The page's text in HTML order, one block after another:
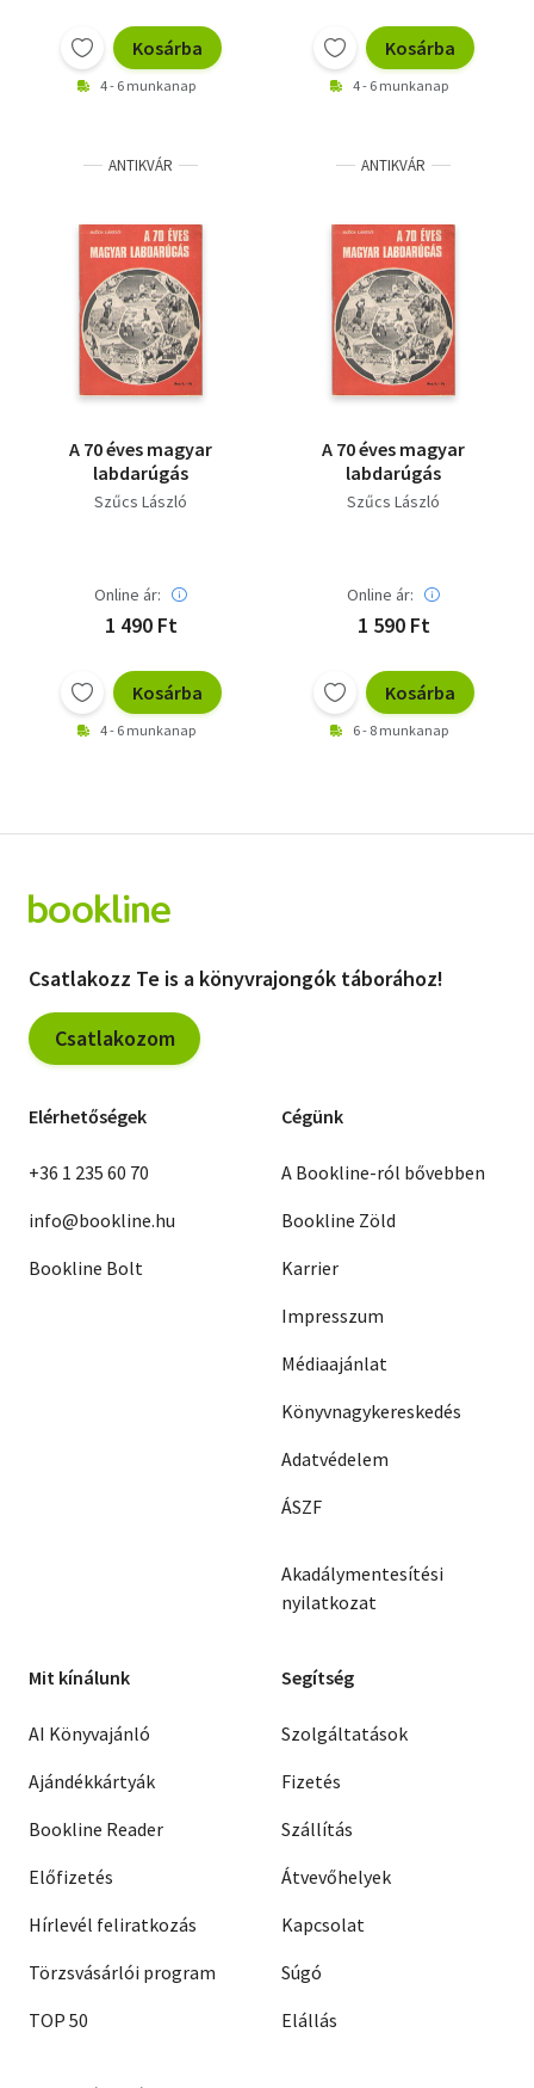
Kosárba
4 - 6 munkanap
Kosárba
4 - 6 munkanap
ANTIKVÁR
A 70 éves magyar
labdarúgás
Szűcs László
Online ár:
1 490 Ft
Kosárba
4 - 6 munkanap
ANTIKVÁR
A 70 éves magyar
labdarúgás
Szűcs László
Online ár:
1 590 Ft
Kosárba
6 - 8 munkanap
Csatlakozz Te is a könyvrajongók táborához!
Csatlakozom
Elérhetőségek
+36 1 235 60 70
info@bookline.hu
Bookline Bolt
Cégünk
A Bookline-ról bővebben
Bookline Zöld
Karrier
Impresszum
Médiaajánlat
Könyvnagykereskedés
Adatvédelem
ÁSZF
Akadálymentesítési
nyilatkozat
Mit kínálunk
AI Könyvajánló
Ajándékkártyák
Bookline Reader
Előfizetés
Hírlevél feliratkozás
Törzsvásárlói program
TOP 50
Segítség
Szolgáltatások
Fizetés
Szállítás
Átvevőhelyek
Kapcsolat
Súgó
Elállás